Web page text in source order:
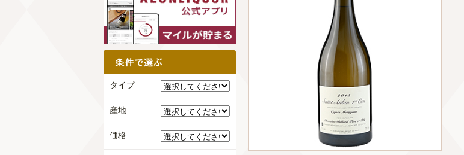
タイプ
産地
価格